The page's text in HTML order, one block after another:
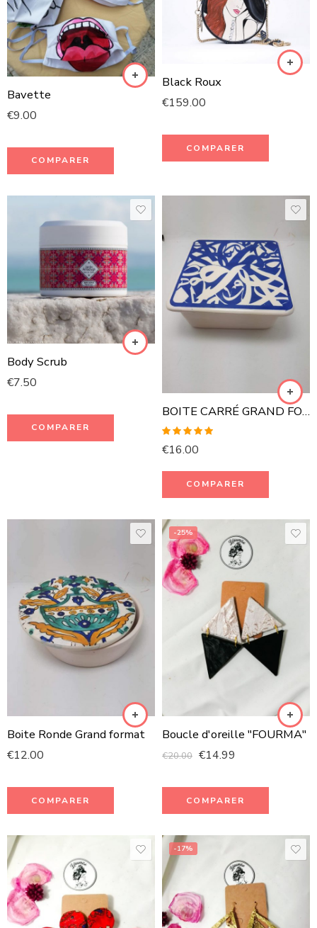
Bavette
€9.00
COMPARER
Black Roux
€159.00
COMPARER
Body Scrub
€7.50
COMPARER
BOITE CARRÉ GRAND FORMAT
Rated5.00
out of 5
€16.00
COMPARER
Boite Ronde Grand format
€12.00
COMPARER
-25%
Boucle d'oreille "FOURMA"
€20.00 €14.99
COMPARER
-17%